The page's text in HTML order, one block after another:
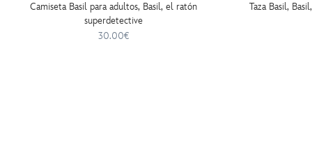
Camiseta Basil para adultos, Basil, el ratón
superdetective
30.00€
Taza Basil,